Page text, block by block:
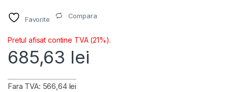
Favorite Compara
Pretul afisat contine TVA (21%).
685,63 lei
Fara TVA: 566,64 lei